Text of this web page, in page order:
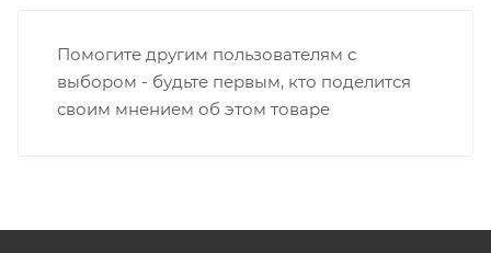
Помогите другим пользователям с
выбором - будьте первым, кто поделится
своим мнением об этом товаре